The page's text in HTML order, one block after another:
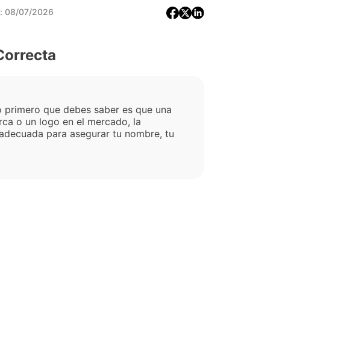
08/07/2026
que debes saber es que una
o un logo en el mercado, la
para asegurar tu nombre, tu